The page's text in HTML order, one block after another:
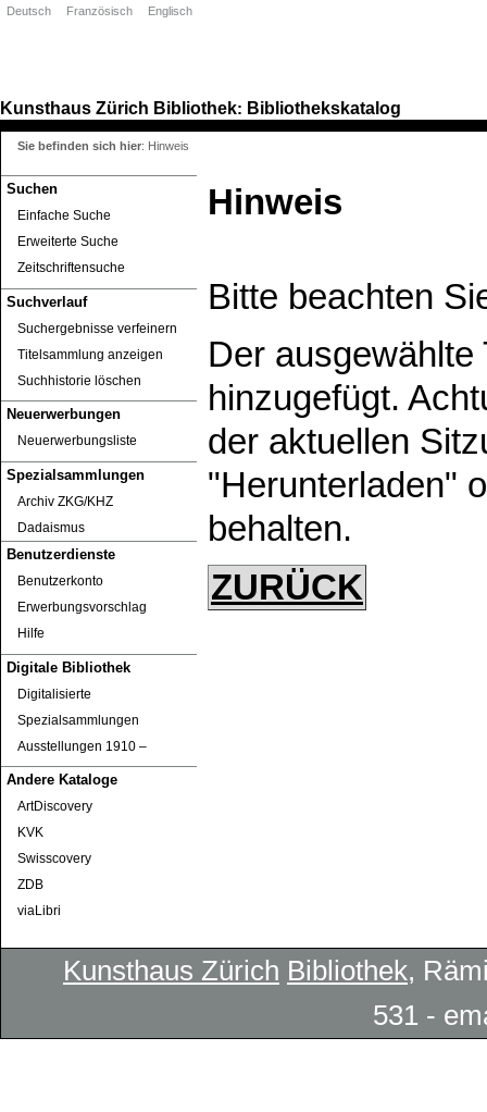
Kunsthaus Zürich Bibliothek: Bibliothekskatalog
Suchen
Einfache Suche
Erweiterte Suche
Zeitschriftensuche
Suchverlauf
Suchergebnisse verfeinern
Titelsammlung anzeigen
Suchhistorie löschen
Neuerwerbungen
Neuerwerbungsliste
Spezialsammlungen
Archiv ZKG/KHZ
Dadaismus
Benutzerdienste
Benutzerkonto
Erwerbungsvorschlag
Hilfe
Digitale Bibliothek
Digitalisierte
Spezialsammlungen
Ausstellungen 1910 ‒
Andere Kataloge
ArtDiscovery
KVK
Swisscovery
ZDB
viaLibri
Deutsch Französisch Englisch
Sie befinden sich hier: Hinweis
Hinweis
Bitte beachten
Der ausgewählte
hinzugefügt.
der aktuellen
"Herunterladen"
behalten.
ZURÜCK
Kunsthaus Zürich Bibliothek,
531 -